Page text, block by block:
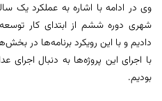
وی در ادامه با اشاره به عملکرد یک
شهری دوره ششم از ابتدای کار
دادیم و با این رویکرد برنامه‌ها در
با اجرای این پروژه‌ها به دنبال
بودیم.